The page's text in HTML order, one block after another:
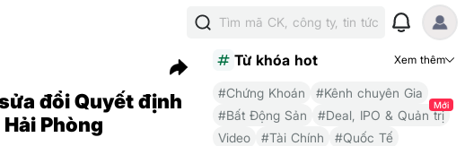
Tìm mã CK, công ty, tin tức
đổi Quyết định
Phòng
Từ khóa hot Xem thêm
#Chứng Khoán
#Kênh chuyên Gia
#Bất Động Sản
#Deal, IPO & Quản trị
Mới
Video #Tài Chính #Quốc Tế